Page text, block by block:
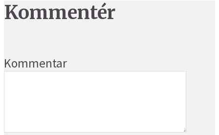
Kommentér
Kommentar